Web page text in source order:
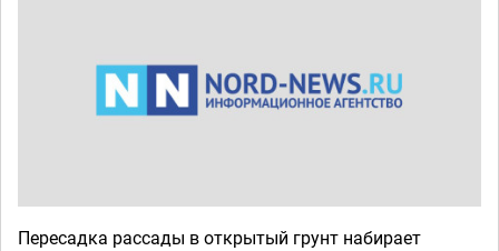
Пересадка рассады в открытый грунт набирает